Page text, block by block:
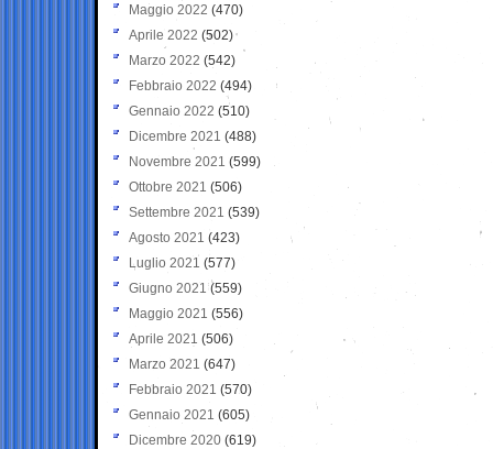
Maggio 2022 (470)
Aprile 2022 (502)
Marzo 2022 (542)
Febbraio 2022 (494)
Gennaio 2022 (510)
Dicembre 2021 (488)
Novembre 2021 (599)
Ottobre 2021 (506)
Settembre 2021 (539)
Agosto 2021 (423)
Luglio 2021 (577)
Giugno 2021(559)
Maggio 2021 (556)
Aprile 2021 (506)
Marzo 2021 (647)
Febbraio 2021 (570)
Gennaio 2021 (605)
Dicembre 2020 (619)